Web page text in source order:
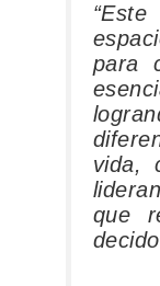
para
vida,
que